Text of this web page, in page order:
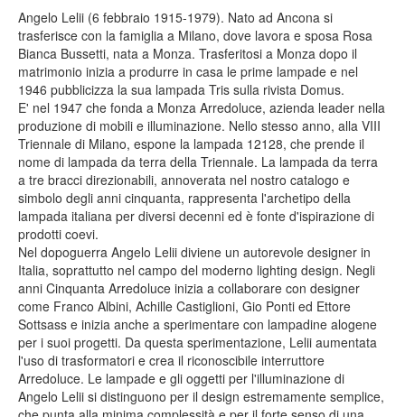
Angelo Lelii (6 febbraio 1915-1979). Nato ad Ancona si
trasferisce con la famiglia a Milano, dove lavora e sposa Rosa
Bianca Bussetti, nata a Monza. Trasferitosi a Monza dopo il
matrimonio inizia a produrre in casa le prime lampade e nel
1946 pubblicizza la sua lampada Tris sulla rivista Domus.
E' nel 1947 che fonda a Monza Arredoluce, azienda leader nella
produzione di mobili e illuminazione. Nello stesso anno, alla VIII
Triennale di Milano, espone la lampada 12128, che prende il
nome di lampada da terra della Triennale. La lampada da terra
a tre bracci direzionabili, annoverata nel nostro catalogo e
simbolo degli anni cinquanta, rappresenta l'archetipo della
lampada italiana per diversi decenni ed è fonte d'ispirazione di
prodotti coevi.
Nel dopoguerra Angelo Lelii diviene un autorevole designer in
Italia, soprattutto nel campo del moderno lighting design. Negli
anni Cinquanta Arredoluce inizia a collaborare con designer
come Franco Albini, Achille Castiglioni, Gio Ponti ed Ettore
Sottsass e inizia anche a sperimentare con lampadine alogene
per i suoi progetti. Da questa sperimentazione, Lelii aumentata
l'uso di trasformatori e crea il riconoscibile interruttore
Arredoluce. Le lampade e gli oggetti per l'illuminazione di
Angelo Lelii si distinguono per il design estremamente semplice,